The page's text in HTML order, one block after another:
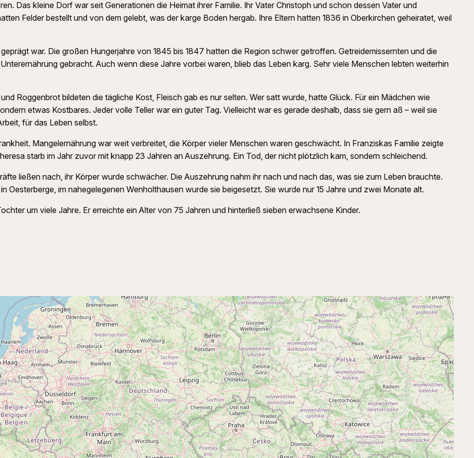
Das kleine Dorf war seit Generationen die Heimat ihrer Familie. Ihr Vater Christoph und schon dessen Vater und
Felder bestellt und von dem gelebt, was der karge Boden hergab. Ihre Eltern hatten 1836 in Oberkirchen geheiratet, weil
war. Die großen Hungerjahre von 1845 bis 1847 hatten die Region schwer getroffen. Getreidemissernten und die
gebracht. Auch wenn diese Jahre vorbei waren, blieb das Leben karg. Sehr viele Menschen lebten weiterhin
Roggenbrot bildeten die tägliche Kost, Fleisch gab es nur selten. Wer satt wurde, hatte Glück. Für ein Mädchen wie
etwas Kostbares. Jeder volle Teller war ein guter Tag. Vielleicht war es gerade deshalb, dass sie gern aß – weil sie
für das Leben selbst.
Mangelernährung war weit verbreitet, die Körper vieler Menschen waren geschwächt. In Franziskas Familie zeigte
starb im Jahr zuvor mit knapp 23 Jahren an Auszehrung. Ein Tod, der nicht plötzlich kam, sondern schleichend.
ließen nach, ihr Körper wurde schwächer. Die Auszehrung nahm ihr nach und nach das, was sie zum Leben brauchte.
Oesterberge, im nahegelegenen Wenholthausen wurde sie beigesetzt. Sie wurde nur 15 Jahre und zwei Monate alt.
um viele Jahre. Er erreichte ein Alter von 75 Jahren und hinterließ sieben erwachsene Kinder.